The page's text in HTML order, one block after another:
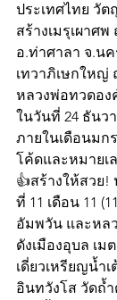
ประเทศไทย วั
สร้างเมรุเผาศ
อ.ท่าศาลา จ.น
เทวาภิเษกให
หลวงพ่อทวดอ
ในวันที่ 24 ธันว
ภายในเดือนมก
โค้ดและหมายเ
👍สร้างให้สวย!
ที่ 11 เดือน 11
อัมพวัน และหลว
ดังเมืองอุบล เม
เดี่ยวเหรียญน้ำ
อินทวังโส วัดถ้